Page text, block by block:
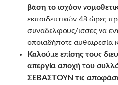
βάση το ισχύον
εκπαιδευτικών 48 ώρες
συναδέλφους/ισσες να
οποιαδήποτε
Καλούμε επίσης τους
απεργία αποχή του
ΣΕΒΑΣΤΟΥΝ τις